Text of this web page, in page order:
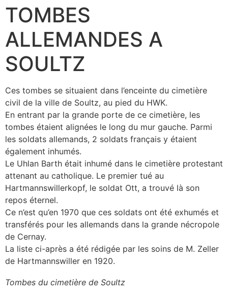
TOMBES
ALLEMANDES A
SOULTZ
Ces tombes se situaient dans l’enceinte du cimetière
civil de la ville de Soultz, au pied du HWK.
En entrant par la grande porte de ce cimetière, les
tombes étaient alignées le long du mur gauche. Parmi
les soldats allemands, 2 soldats français y étaient
également inhumés.
Le Uhlan Barth était inhumé dans le cimetière protestant
attenant au catholique. Le premier tué au
Hartmannswillerkopf, le soldat Ott, a trouvé là son
repos éternel.
Ce n’est qu’en 1970 que ces soldats ont été exhumés et
transférés pour les allemands dans la grande nécropole
de Cernay.
La liste ci-après a été rédigée par les soins de M. Zeller
de Hartmannswiller en 1920.
Tombes du cimetière de Soultz